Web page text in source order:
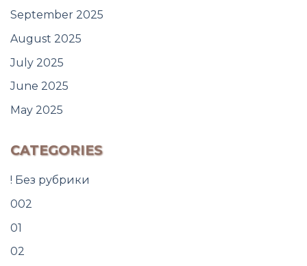
September 2025
August 2025
July 2025
June 2025
May 2025
CATEGORIES
! Без рубрики
002
01
02